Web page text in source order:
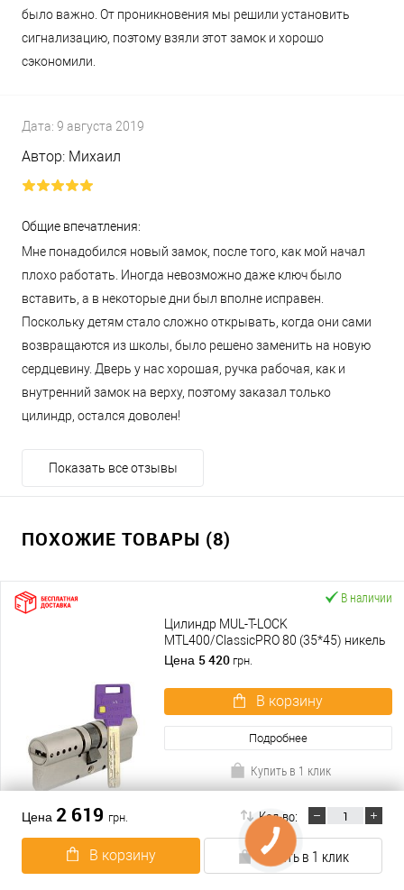
Цена 2 619 грн. Кол-во:
В корзину Купить в 1 клик
было важно. От проникновения мы решили установить
сигнализацию, поэтому взяли этот замок и хорошо
сэкономили.
Дата: 9 августа 2019
Автор: Михаил
Общие впечатления:
Мне понадобился новый замок, после того, как мой начал
плохо работать. Иногда невозможно даже ключ было
вставить, а в некоторые дни был вполне исправен.
Поскольку детям стало сложно открывать, когда они сами
возвращаются из школы, было решено заменить на новую
сердцевину. Дверь у нас хорошая, ручка рабочая, как и
внутренний замок на верху, поэтому заказал только
цилиндр, остался доволен!
Показать все отзывы
ПОХОЖИЕ ТОВАРЫ (8)
В наличии
Цилиндр MUL-T-LOCK
MTL400/ClassicPRO 80 (35*45) никель
сатин
Цена 5 420 грн.
В корзину
Подробнее
Купить в 1 клик
В избранное